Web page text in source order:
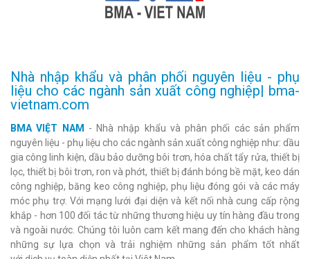
Nhà nhập khẩu và phân phối nguyên liệu - phụ
liệu cho các ngành sản xuất công nghiệp| bma-
vietnam.com
BMA VIỆT NAM
- Nhà nhập khẩu và phân phối các sản phẩm
nguyên liệu - phụ liệu cho các ngành sản xuất công nghiệp như: dầu
gia công linh kiện, dầu bảo dưỡng bôi trơn, hóa chất tẩy rửa, thiết bị
lọc, thiết bị bôi trơn, ron và phớt, thiết bị đánh bóng bề mặt, keo dán
công nghiệp, băng keo công nghiệp, phụ liệu đóng gói và các máy
móc phụ trợ. Với mạng lưới đại diện và kết nối nhà cung cấp rộng
khắp - hơn 100 đối tác từ những thương hiệu uy tín hàng đầu trong
và ngoài nước. Chúng tôi luôn cam kết mang đến cho khách hàng
những sự lựa chọn và trải nghiệm những sản phẩm tốt nhất